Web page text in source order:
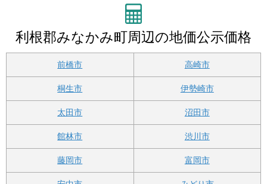
利根郡みなかみ町周辺の地価公示価格
前橋市 高崎市
桐生市 伊勢崎市
太田市 沼田市
館林市 渋川市
藤岡市 富岡市